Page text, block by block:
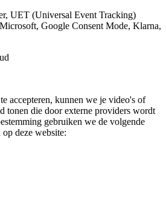
UET (Universal Event Tracking)
Google Consent Mode, Klarna,
accepteren, kunnen we je video's of
tonen die door externe providers wordt
gebruiken we de volgende
deze website: